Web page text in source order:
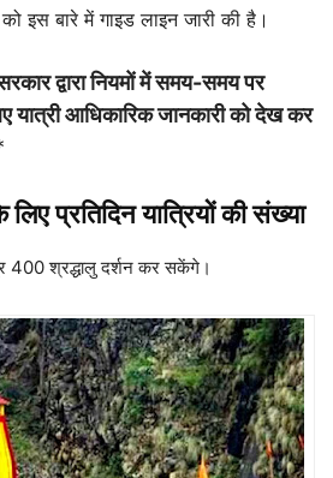
इस बारे में गाइड लाइन जारी की है।
द्वारा नियमों में समय-समय पर
यात्री आधिकारिक जानकारी को देख कर
प्रतिदिन यात्रियों की संख्या
400 श्रद्धालु दर्शन कर सकेंगे।